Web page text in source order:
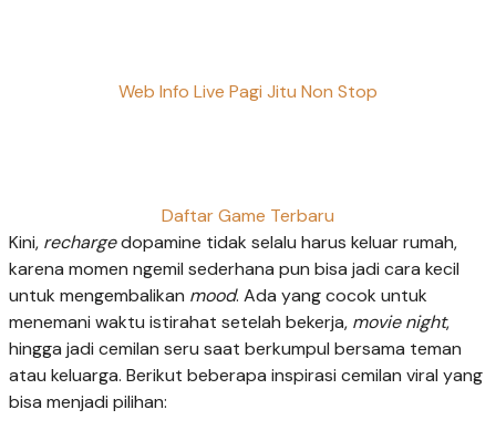
Web Info Live Pagi Jitu Non Stop
Daftar Game Terbaru
Kini, rechargedopamine tidak selalu harus keluar rumah,
karena momen ngemil sederhana pun bisa jadi cara kecil
untuk mengembalikan mood. Ada yang cocok untuk
menemani waktu istirahat setelah bekerja, movie night,
hingga jadi cemilan seru saat berkumpul bersama teman
atau keluarga. Berikut beberapa inspirasi cemilan viral yang
bisa menjadi pilihan: